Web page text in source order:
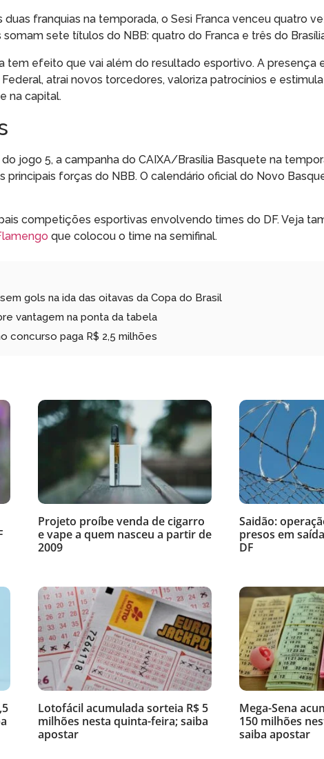
franquias na temporada, o Sesi Franca venceu quatro
somam sete títulos do NBB: quatro do Franca e três do
tem efeito que vai além do resultado esportivo. A presença
atrai novos torcedores, valoriza patrocínios e
na capital.
jogo 5, a campanha do CAIXA/Brasília Basquete na
forças do NBB. O calendário oficial do Novo
competições esportivas envolvendo times do DF. Veja
que colocou o time na semifinal.
gols na ida das oitavas da Copa do Brasil
vantagem na ponta da tabela
concurso paga R$ 2,5 milhões
Projeto proíbe venda de cigarro
e vape a quem nasceu a partir de
2009
Saidão:
presos em
DF
Lotofácil acumulada sorteia R$ 5
milhões nesta quinta-feira; saiba
apostar
Mega-Sena
150 milhões
saiba apostar